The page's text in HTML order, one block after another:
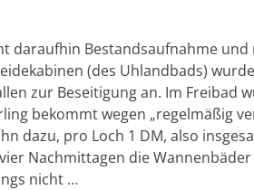
daraufhin Bestandsaufnahme
(des Uhlandbads)
zur Beseitigung an. Im Freibad
bekommt wegen „regelmäßig
dazu, pro Loch 1 DM, also
Nachmittagen die
nicht …